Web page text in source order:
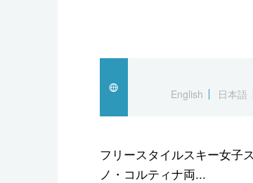
スポーツ・東京2020English
日本語
フリースタイルスキー女子
ノ・コルティナ両...